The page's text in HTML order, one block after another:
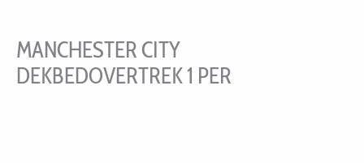
MANCHESTER CITY
DEKBEDOVERTREK 1 PER